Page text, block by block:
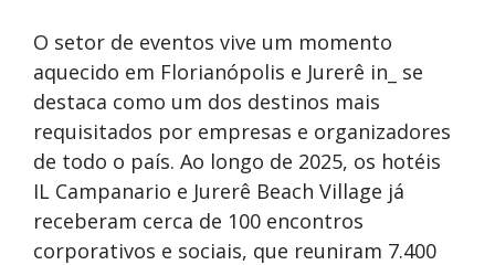
O setor de eventos vive um momento
aquecido em Florianópolis e Jurerê in_ se
destaca como um dos destinos mais
requisitados por empresas e organizadores
de todo o país. Ao longo de 2025, os hotéis
IL Campanario e Jurerê Beach Village já
receberam cerca de 100 encontros
corporativos e sociais, que reuniram 7.400